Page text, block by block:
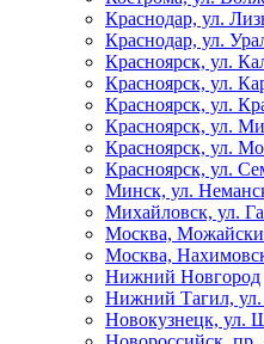
Краснодар, ул.
Краснодар, ул.
Красноярск, ул.
Красноярск, ул.
Красноярск, ул.
Красноярск, ул.
Красноярск, ул.
Красноярск, ул.
Минск, ул.
Михайловск, ул.
Москва,
Москва,
Нижний Новгород
Нижний Тагил, ул.
Новокузнецк, ул.